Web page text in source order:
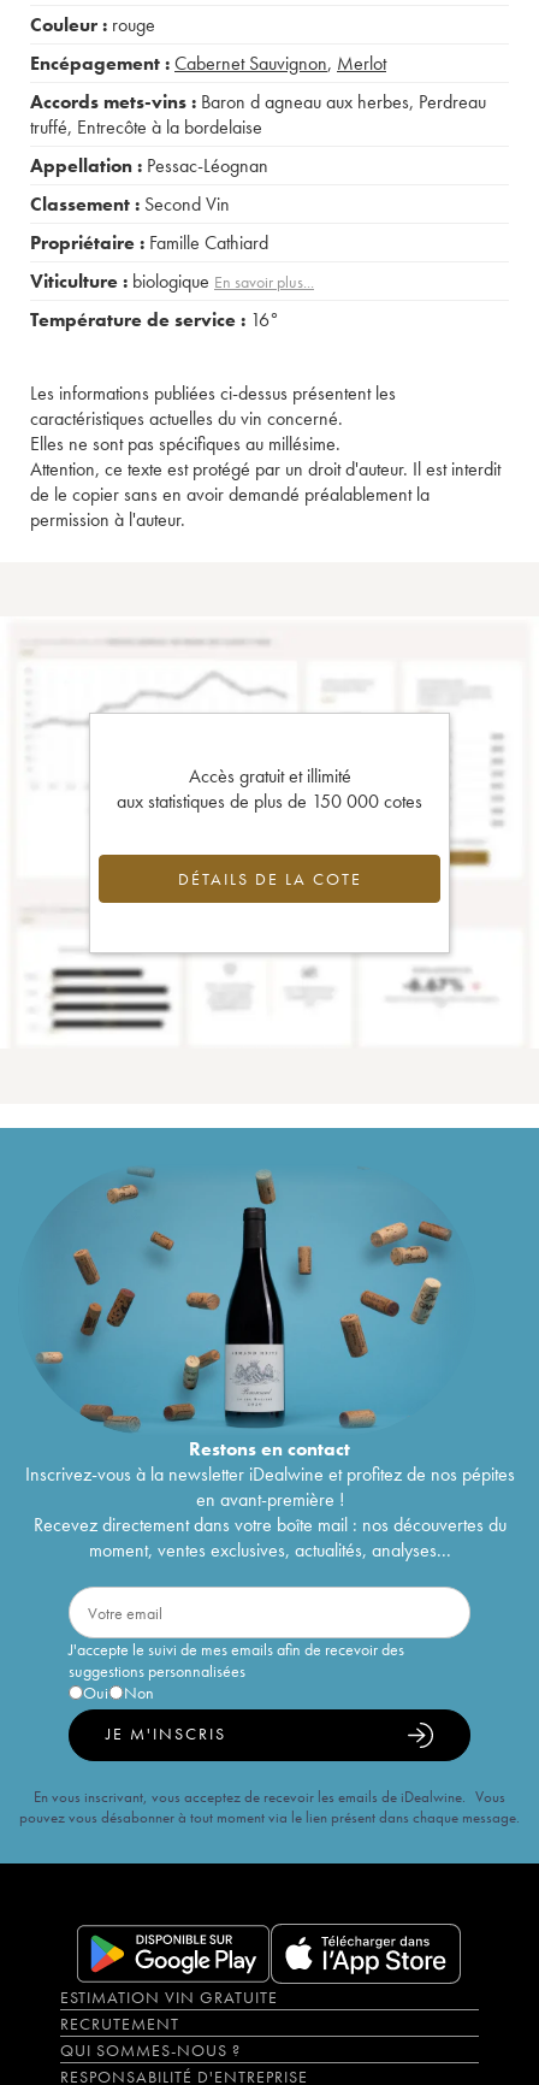
Couleur : rouge
Encépagement :Cabernet Sauvignon, Merlot
Accords mets-vins : Baron d agneau aux herbes, Perdreau
truffé, Entrecôte à la bordelaise
Appellation : Pessac-Léognan
Classement : Second Vin
Propriétaire : Famille Cathiard
Viticulture : biologique En savoir plus...
Température de service : 16°
Les informations publiées ci-dessus présentent les
caractéristiques actuelles du vin concerné.
Elles ne sont pas spécifiques au millésime.
Attention, ce texte est protégé par un droit d'auteur. Il est interdit
de le copier sans en avoir demandé préalablement la
permission à l'auteur.
Accès gratuit et illimité
aux statistiques de plus de 150 000 cotes
DÉTAILS DE LA COTE
Restons encontact
Inscrivez-vous à la newsletter iDealwine et profitez de nos pépites
en avant-première !
Recevez directement dans votre boîte mail : nos découvertes du
moment, ventes exclusives, actualités, analyses...
J'accepte le suivi de mes emails afin de recevoir des
suggestions personnalisées
Oui
Non
JE M'INSCRIS
En vous inscrivant, vous acceptez de recevoir les emails de iDealwine. Vous
pouvez vous désabonner à tout moment via le lien présent dans chaque message.
ESTIMATION VIN GRATUITE
RECRUTEMENT
QUI SOMMES-NOUS ?
RESPONSABILITÉ D'ENTREPRISE